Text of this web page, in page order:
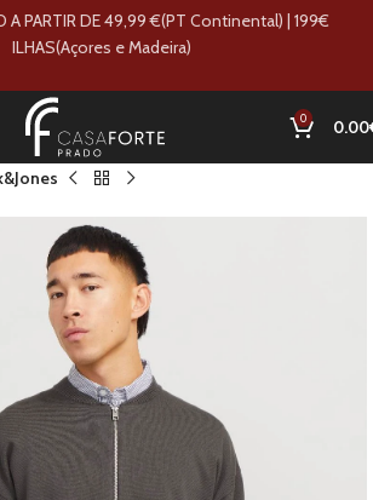
0 0.00
A PARTIR DE 49,99 €(PT Continental) | 199€
ILHAS(Açores e Madeira)